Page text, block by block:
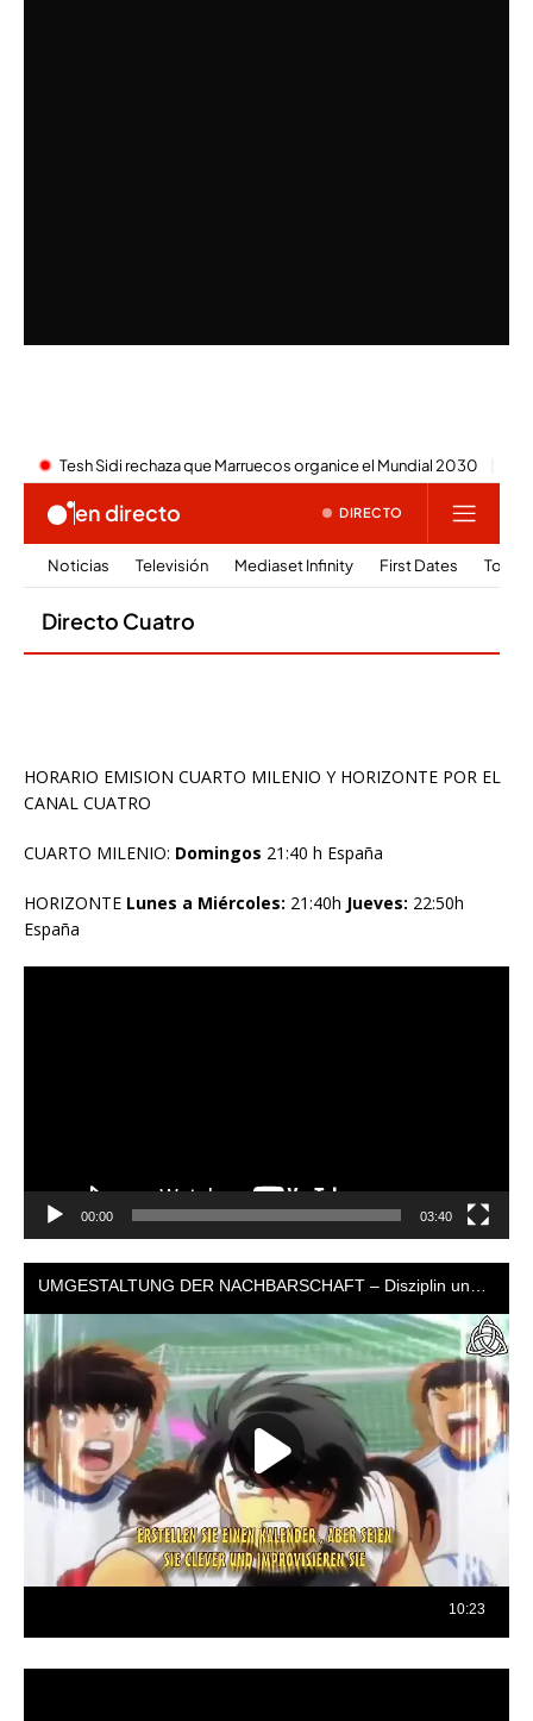
HORARIO EMISION CUARTO MILENIO Y HORIZONTE POR EL
CANAL CUATRO
CUARTO MILENIO: Domingos 21:40 h España
HORIZONTE Lunes a Miércoles: 21:40h Jueves: 22:50h
España
00:00 03:40